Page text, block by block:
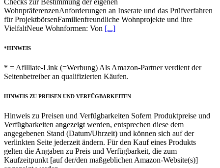
Checks zur Bestimmung der eigenen
WohnpräferenzenAnforderungen an Inserate und das Prüfverfahren
für ProjektbörsenFamilienfreundliche Wohnprojekte und ihre
VielfaltNeue Wohnformen: Von [...]
*HINWEIS
* = Afilliate-Link (=Werbung) Als Amazon-Partner verdient der
Seitenbetreiber an qualifizierten Käufen.
HINWEIS ZU PREISEN UND VERFÜGBARKEITEN
Hinweis zu Preisen und Verfügbarkeiten Sofern Produktpreise und
Verfügbarkeiten angezeigt werden, entsprechen diese dem
angegebenen Stand (Datum/Uhrzeit) und können sich auf der
verlinkten Seite jederzeit ändern. Für den Kauf eines Produkts
gelten die Angaben zu Preis und Verfügbarkeit, die zum
Kaufzeitpunkt [auf der/den maßgeblichen Amazon-Website(s)]